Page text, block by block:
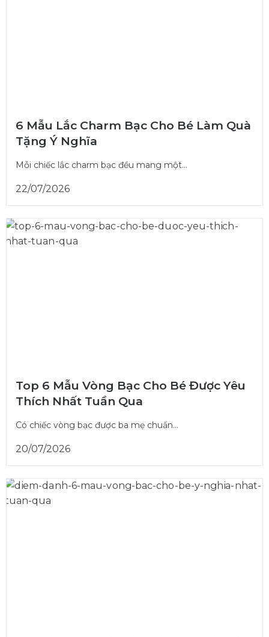
6 Mẫu Lắc Charm Bạc Cho Bé Làm Quà
Tặng Ý Nghĩa
Mỗi chiếc lắc charm bạc đều mang một...
22/07/2026
Top 6 Mẫu Vòng Bạc Cho Bé Được Yêu
Thích Nhất Tuần Qua
Có chiếc vòng bạc được ba mẹ chuẩn...
20/07/2026